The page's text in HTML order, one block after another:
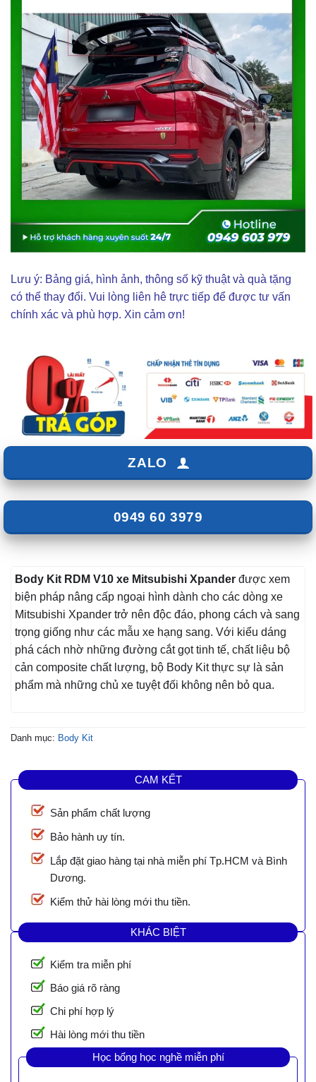
Lưu ý: Bảng giá, hình ảnh, thông số kỹ thuật và quà tặng
có thể thay đổi. Vui lòng liên hê trực tiếp để được tư vấn
chính xác và phù hợp. Xin cảm ơn!
ZALO
0949 60 3979
Body Kit RDM V10 xe Mitsubishi Xpander được xem
biện pháp nâng cấp ngoại hình dành cho các dòng xe
Mitsubishi Xpander trở nên độc đáo, phong cách và sang
trọng giống như các mẫu xe hạng sang. Với kiểu dáng
phá cách nhờ những đường cắt gọt tinh tế, chất liệu bộ
cản composite chất lượng, bộ Body Kit thực sự là sản
phẩm mà những chủ xe tuyệt đối không nên bỏ qua.
Danh mục: Body Kit
CAM KẾT
Sản phẩm chất lượng
Bảo hành uy tín.
Lắp đặt giao hàng tại nhà miễn phí Tp.HCM và Bình
Dương.
Kiểm thử hài lòng mới thu tiền.
KHÁC BIỆT
Kiểm tra miễn phí
Báo giá rõ ràng
Chi phí hợp lý
Hài lòng mới thu tiền
Học bổng học nghề miễn phí